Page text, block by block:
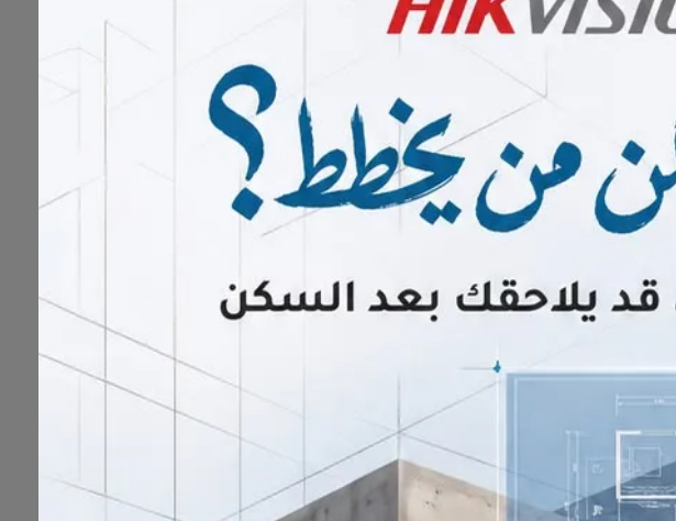
المعلمة فاطمة عبد العزيز آل درويش؛ لحصولها على
1446هـ.